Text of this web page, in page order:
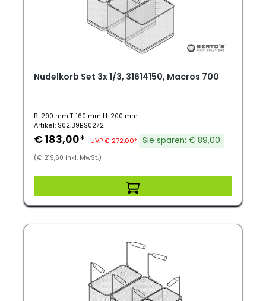
Nudelkorb Set 3x 1/3, 31614150, Macros 700
B: 290 mm T: 160 mm H: 200 mm
Artikel: S02.39BS0272
€ 183,00* UVP € 272,00* Sie sparen: € 89,00
(€ 219,60 inkl. MwSt.)